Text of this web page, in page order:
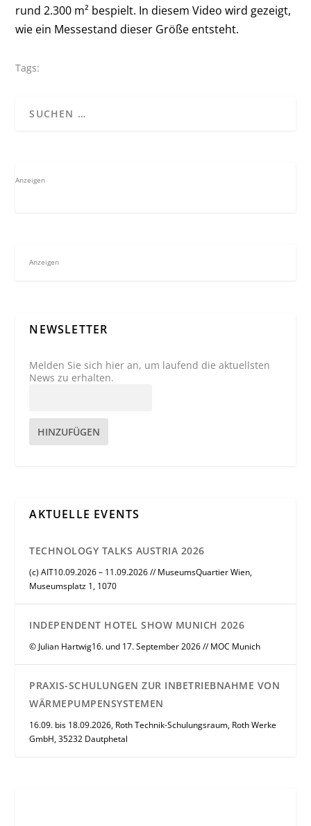
rund 2.300 m² bespielt. In diesem Video wird gezeigt,
wie ein Messestand dieser Größe entsteht.
Tags:
Anzeigen
Anzeigen
NEWSLETTER
Melden Sie sich hier an, um laufend die aktuellsten
News zu erhalten.
HINZUFÜGEN
AKTUELLE EVENTS
TECHNOLOGY TALKS AUSTRIA 2026
(c) AIT10.09.2026 – 11.09.2026 // MuseumsQuartier Wien,
Museumsplatz 1, 1070
INDEPENDENT HOTEL SHOW MUNICH 2026
© Julian Hartwig16. und 17. September 2026 // MOC Munich
PRAXIS-SCHULUNGEN ZUR INBETRIEBNAHME VON
WÄRMEPUMPENSYSTEMEN
16.09. bis 18.09.2026, Roth Technik-Schulungsraum, Roth Werke
GmbH, 35232 Dautphetal